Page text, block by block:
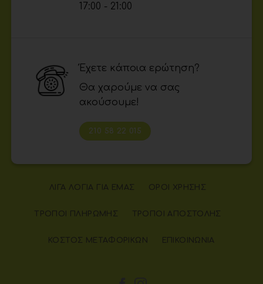
17:00 - 21:00
Έχετε κάποια ερώτηση?
Θα χαρούμε να σας
ακούσουμε!
210 58 22 015
ΛΊΓΑ ΛΌΓΙΑ ΓΙΑ ΕΜΆΣ ΌΡΟΙ ΧΡΉΣΗΣ
ΤΡΌΠΟΙ ΠΛΗΡΩΜΉΣ ΤΡΌΠΟΙ ΑΠΟΣΤΟΛΉΣ
ΚΌΣΤΟΣ ΜΕΤΑΦΟΡΙΚΏΝ ΕΠΙΚΟΙΝΩΝΊΑ